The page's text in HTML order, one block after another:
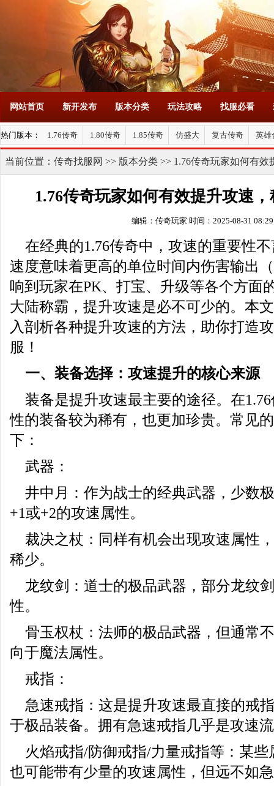
网站首页 新开发布 版本分类 玩法攻略 找服必看
热门版本： 1.76传奇 1.80传奇 1.85传奇 仿盛大 复古传奇 英雄
当前位置： 传奇找服网 >> 版本分类 >> 1.76传奇玩家如何有
1.76传奇玩家如何有效提升攻速
编辑：传奇玩家 时间：2025-08-31
在经典的1.76传奇中，攻速的重要性
速度意味着更高的单位时间内伤害输出
响到玩家在PK、打宝、升级等各个方面
大陆称霸，提升攻速是必不可少的。本
入剖析各种提升攻速的方法，助你打造
服！
一、装备选择：攻速提升的核心来源
装备是提升攻速最主要的途径。在
性的装备较为稀有，也更加珍贵。常见
下：
武器：
井中月：作为战士的经典武器，少数
+1或+2的攻速属性。
裁决之杖：同样有机会出现攻速属性
稀少。
龙纹剑：道士的极品武器，部分龙纹
性。
骨玉权杖：法师的极品武器，但通常
向于魔法属性。
戒指：
急速戒指：这是提升攻速最直接的戒
于极品装备。拥有急速戒指几乎是攻速
火焰戒指/防御戒指/力量戒指等：某
也可能带有少量的攻速属性，但远不如